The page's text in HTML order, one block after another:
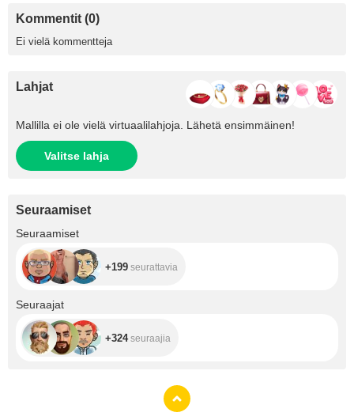
Kommentit (0)
Ei vielä kommentteja
Lahjat
Mallilla ei ole vielä virtuaalilahjoja. Lähetä ensimmäinen!
Valitse lahja
Seuraamiset
Seuraamiset
+199 seurattavia
Seuraajat
+324seuraajia